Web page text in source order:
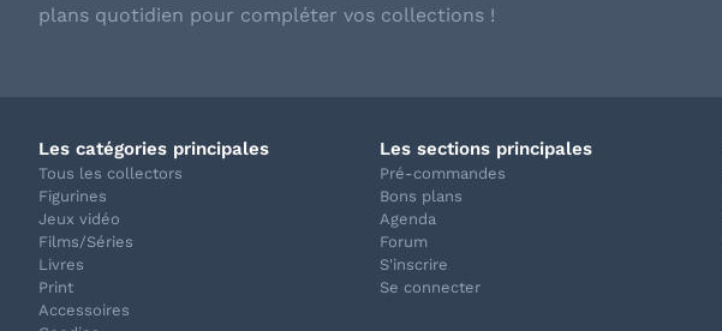
plans quotidien pour compléter vos collections !
Les catégories principales
Tous les collectors
Figurines
Jeux vidéo
Films/Séries
Livres
Print
Accessoires
Les sections principales
Pré-commandes
Bons plans
Agenda
Forum
S'inscrire
Se connecter